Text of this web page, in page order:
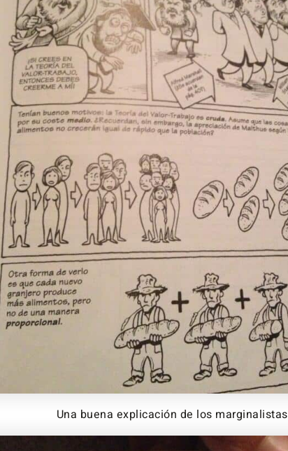
Una buena explicación de los marginalistas